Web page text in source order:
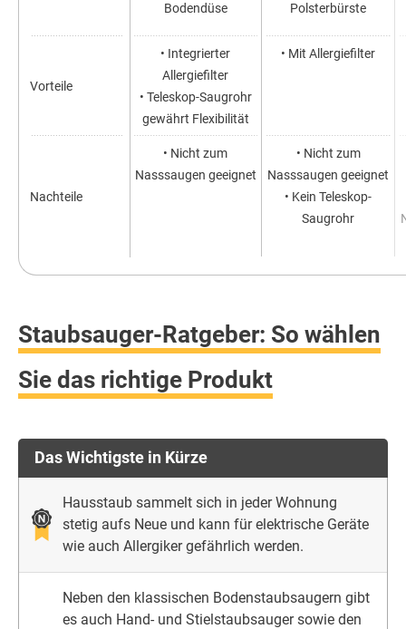
Vorteile
Nachteile
Bodendüse
• Integrierter
Allergiefilter
• Teleskop-Saugrohr
gewährt Flexibilität
• Nicht zum
Nasssaugen geeignet
Polsterbürste
• Mit Allergiefilter
• Nicht zum
Nasssaugen geeignet
• Kein Teleskop-
Saugrohr
Staubsauger-Ratgeber: So wählen
Sie das richtige Produkt
Das Wichtigste in Kürze
Hausstaub sammelt sich in jeder Wohnung
stetig aufs Neue und kann für elektrische Geräte
wie auch Allergiker gefährlich werden.
Neben den klassischen Bodenstaubsaugern gibt
es auch Hand- und Stielstaubsauger sowie den